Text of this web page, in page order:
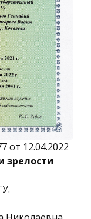
от 12.04.2022
зрелости